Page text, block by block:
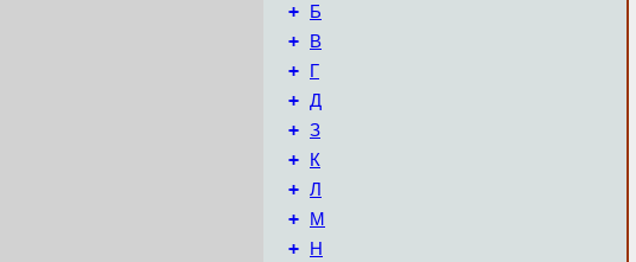
+ Б
+ В
+ Г
+ Д
+ З
+ К
+ Л
+ М
+ Н